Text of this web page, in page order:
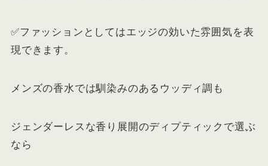
✅ファッションとしてはエッジの効いた雰囲気を表
現できます。
メンズの香水では馴染みのあるウッディ調も
ジェンダーレスな香り展開のディプティックで選ぶ
なら